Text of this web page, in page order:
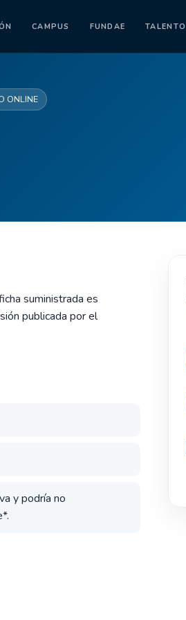
CAMPUS FUNDAE TALENTO
ONLINE
suministrada es
publicada por el
y podría no